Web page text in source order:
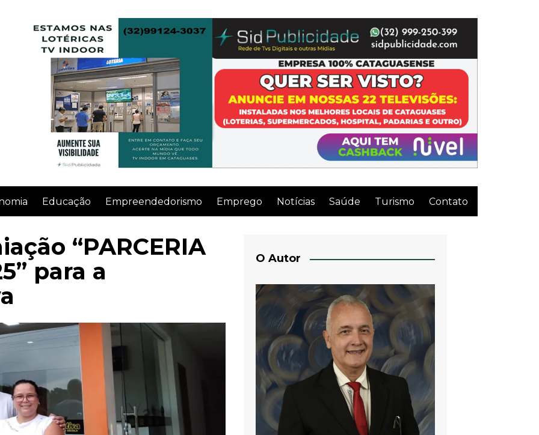
Educação Empreendedorismo Emprego Notícias Saúde Turismo Contato
“PARCERIA
para a
O Autor